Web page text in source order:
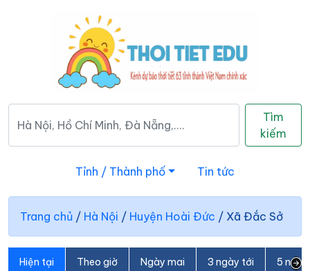
Tìm
kiếm
Tỉnh / Thành phố Tin tức
Trang chủ / Hà Nội / Huyện Hoài Đức / Xã Đắc Sở
Hiện tại Theo giờ Ngày mai 3 ngày tới 5